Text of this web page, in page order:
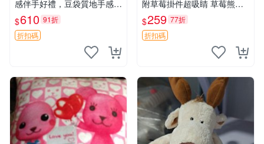
感伴手好禮，豆袋質地手感
佳，抱枕小熊 recom 推薦 白
色豆袋 玩具
$610 91折
折扣碼
附草莓掛件超吸睛 草莓熊手
提包 草莓掛件 可愛portunes
e
$259 77折
折扣碼